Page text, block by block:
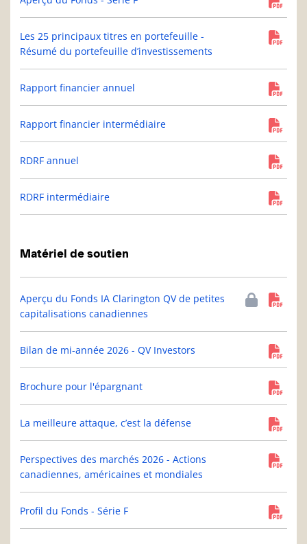
Les 25 principaux titres en portefeuille -
Résumé du portefeuille d’investissements
Rapport financier annuel
Rapport financier intermédiaire
RDRF annuel
RDRF intermédiaire
Matériel de soutien
Aperçu du Fonds IA Clarington QV de petites
capitalisations canadiennes
Bilan de mi-année 2026 - QV Investors
Brochure pour l'épargnant
La meilleure attaque, c’est la défense
Perspectives des marchés 2026 - Actions
canadiennes, américaines et mondiales
Profil du Fonds - Série F